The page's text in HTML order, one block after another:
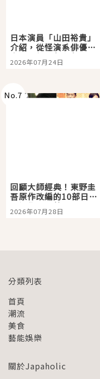
日本演員「山田裕貴」
介紹，從怪演系俳優走
向國民級日劇主角
2026年07月24日
No.7
回顧大師經典！東野圭
吾原作改編的10部日本
影視作品推薦
2026年07月28日
分類列表
首頁
潮流
美食
藝能娛樂
關於Japaholic